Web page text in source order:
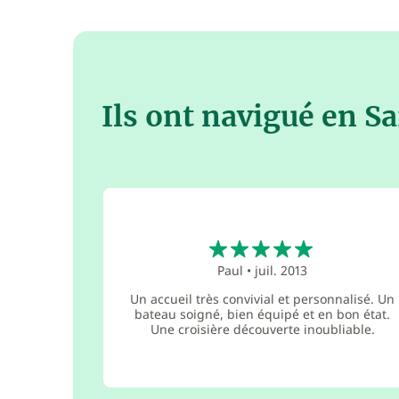
Ils ont navigué en
Paul • juil. 2013
Un accueil très convivial et personnalisé. Un
bateau soigné, bien équipé et en bon état.
Une croisière découverte inoubliable.